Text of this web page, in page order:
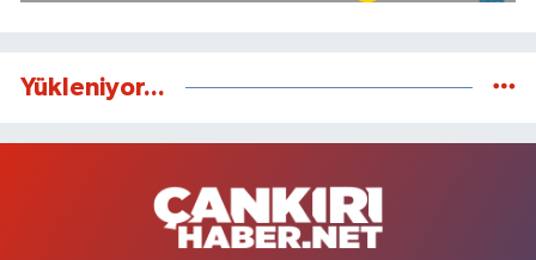
Yükleniyor...